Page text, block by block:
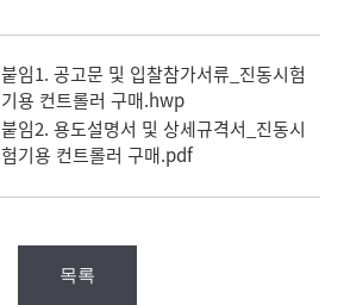
붙임1. 공고문 및 입찰참가서류_진동시험
기용 컨트롤러 구매.hwp
붙임2. 용도설명서 및 상세규격서_진동시
험기용 컨트롤러 구매.pdf
목록